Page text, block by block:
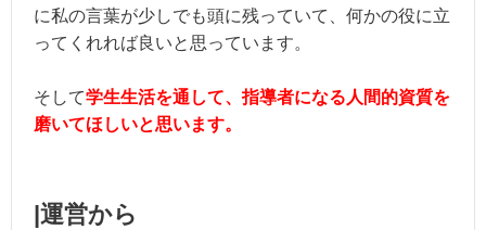
に私の言葉が少しでも頭に残っていて、何かの役に立
ってくれれば良いと思っています。
そして学生生活を通して、指導者になる人間的資質を
磨いてほしいと思います。
|運営から